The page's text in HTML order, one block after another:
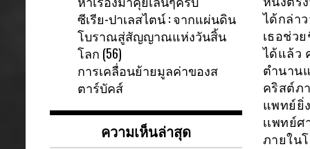
ได้กล่า
เธอช่ว
ได้แล้ว
ตำนาน
คริสต์ภ
แพทย์ยิ่
เเพทย์
ภายใน
ซีเรีย-ปาเลสไตน์ : จากแผ่นดิน
โบราณสู่สัญญาณแห่งวันสิ้น
โลก (56)
การเคลื่อนย้ายมูลค่าของส
ตาร์บัคส์
ความเห็นล่าสุด